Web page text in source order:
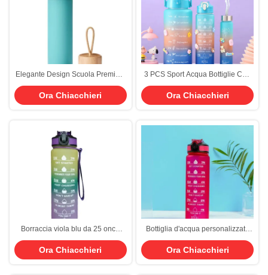
Elegante Design Scuola Premium
Funky Proof Leak Glass Bottiglia
d'acqua di vetro Motivational
Bottiglia d'acqua con manica
Ora Chiacchieri
3 PCS Sport Acqua Bottiglie Con
Paglia Motivazionale 64oz 32oz
10oz impermeabile Mezzo
Gallone 2L Acqua Bottine Per
Ora Chiacchieri
Borraccia viola blu da 25 once
con cannuccia, borraccia
motivazionale personalizzata con
indicatore temporale, fitness,
Ora Chiacchieri
Bottiglia d'acqua personalizzata
per la motivazione, a prova di
perdita di BPA, con segni orari e
paglia per assicurarsi di bere
Ora Chiacchieri